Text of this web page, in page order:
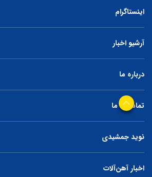
اینستاگرام
آرشیو اخبار
درباره ما
تماس با ما
نوید جمشیدی
اخبار آهن‌آلات